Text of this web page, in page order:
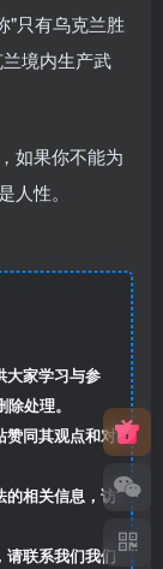
"只有乌克兰胜
境内生产武
如果你不能为
性。
大家学习与参
处理。
赞同其观点和对
的相关信息，访
请联系我们我们